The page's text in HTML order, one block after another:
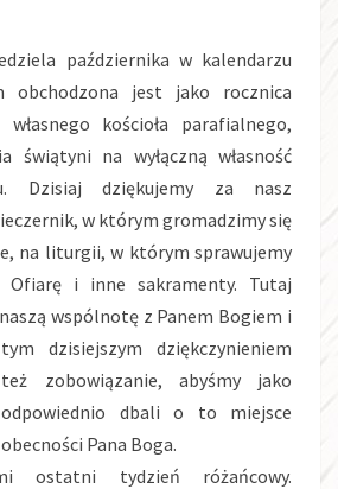
października w kalendarzu
obchodzona jest jako rocznica
własnego kościoła parafialnego,
świątyni na wyłączną własność
Dzisiaj dziękujemy za nasz
w którym gromadzimy się
na liturgii, w którym sprawujemy
Ofiarę i inne sakramenty. Tutaj
wspólnotę z Panem Bogiem i
dzisiejszym dziękczynieniem
zobowiązanie, abyśmy jako
dbali o to miejsce
Pana Boga.
ostatni tydzień różańcowy.